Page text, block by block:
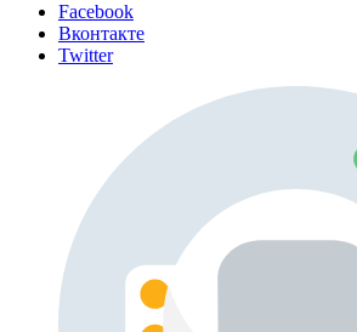
Facebook
Вконтакте
Twitter